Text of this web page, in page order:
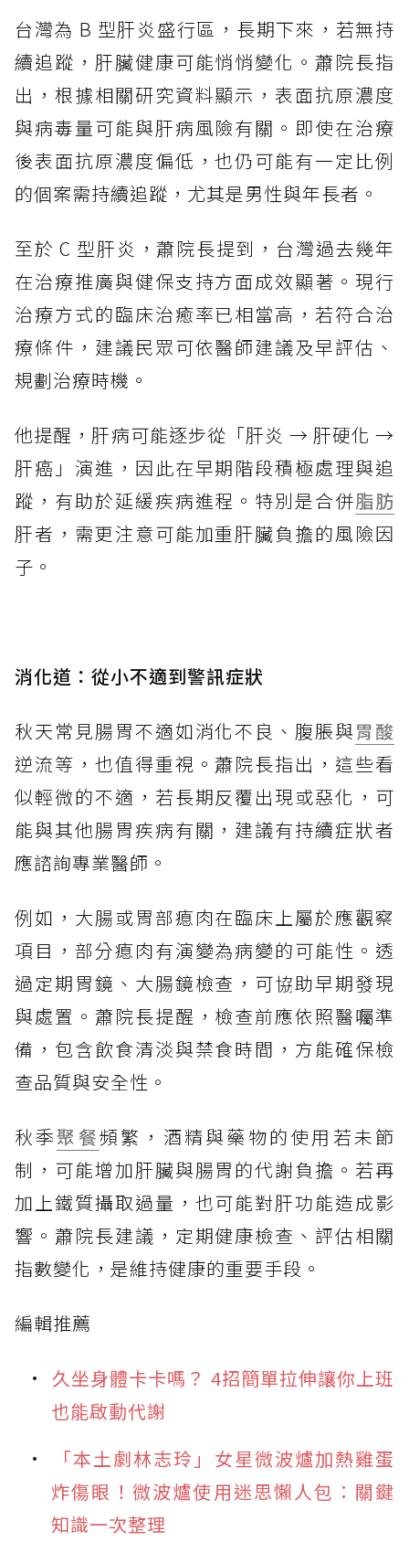
台灣為 B 型肝炎盛行區，長期下來，若無持
續追蹤，肝臟健康可能悄悄變化。蕭院長指
出，根據相關研究資料顯示，表面抗原濃度
與病毒量可能與肝病風險有關。即使在治療
後表面抗原濃度偏低，也仍可能有一定比例
的個案需持續追蹤，尤其是男性與年長者。
至於 C 型肝炎，蕭院長提到，台灣過去幾年
在治療推廣與健保支持方面成效顯著。現行
治療方式的臨床治癒率已相當高，若符合治
療條件，建議民眾可依醫師建議及早評估、
規劃治療時機。
他提醒，肝病可能逐步從「肝炎 → 肝硬化 →
肝癌」演進，因此在早期階段積極處理與追
蹤，有助於延緩疾病進程。特別是合併脂肪
肝者，需更注意可能加重肝臟負擔的風險因
子。
消化道：從小不適到警訊症狀
秋天常見腸胃不適如消化不良、腹脹與胃酸
逆流等，也值得重視。蕭院長指出，這些看
似輕微的不適，若長期反覆出現或惡化，可
能與其他腸胃疾病有關，建議有持續症狀者
應諮詢專業醫師。
例如，大腸或胃部瘜肉在臨床上屬於應觀察
項目，部分瘜肉有演變為病變的可能性。透
過定期胃鏡、大腸鏡檢查，可協助早期發現
與處置。蕭院長提醒，檢查前應依照醫囑準
備，包含飲食清淡與禁食時間，方能確保檢
查品質與安全性。
秋季聚餐頻繁，酒精與藥物的使用若未節
制，可能增加肝臟與腸胃的代謝負擔。若再
加上鐵質攝取過量，也可能對肝功能造成影
響。蕭院長建議，定期健康檢查、評估相關
指數變化，是維持健康的重要手段。
編輯推薦
久坐身體卡卡嗎？ 4招簡單拉伸讓你上班
也能啟動代謝
「本土劇林志玲」女星微波爐加熱雞蛋
炸傷眼！微波爐使用迷思懶人包：關鍵
知識一次整理